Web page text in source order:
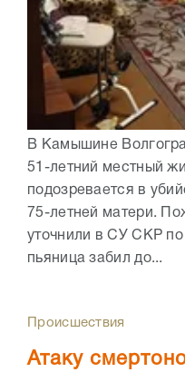
В Камышине
51-летний местный
подозревается в
75-летней матери.
уточнили в СУ СКР
пьяница забил до...
Происшествия
Атаку